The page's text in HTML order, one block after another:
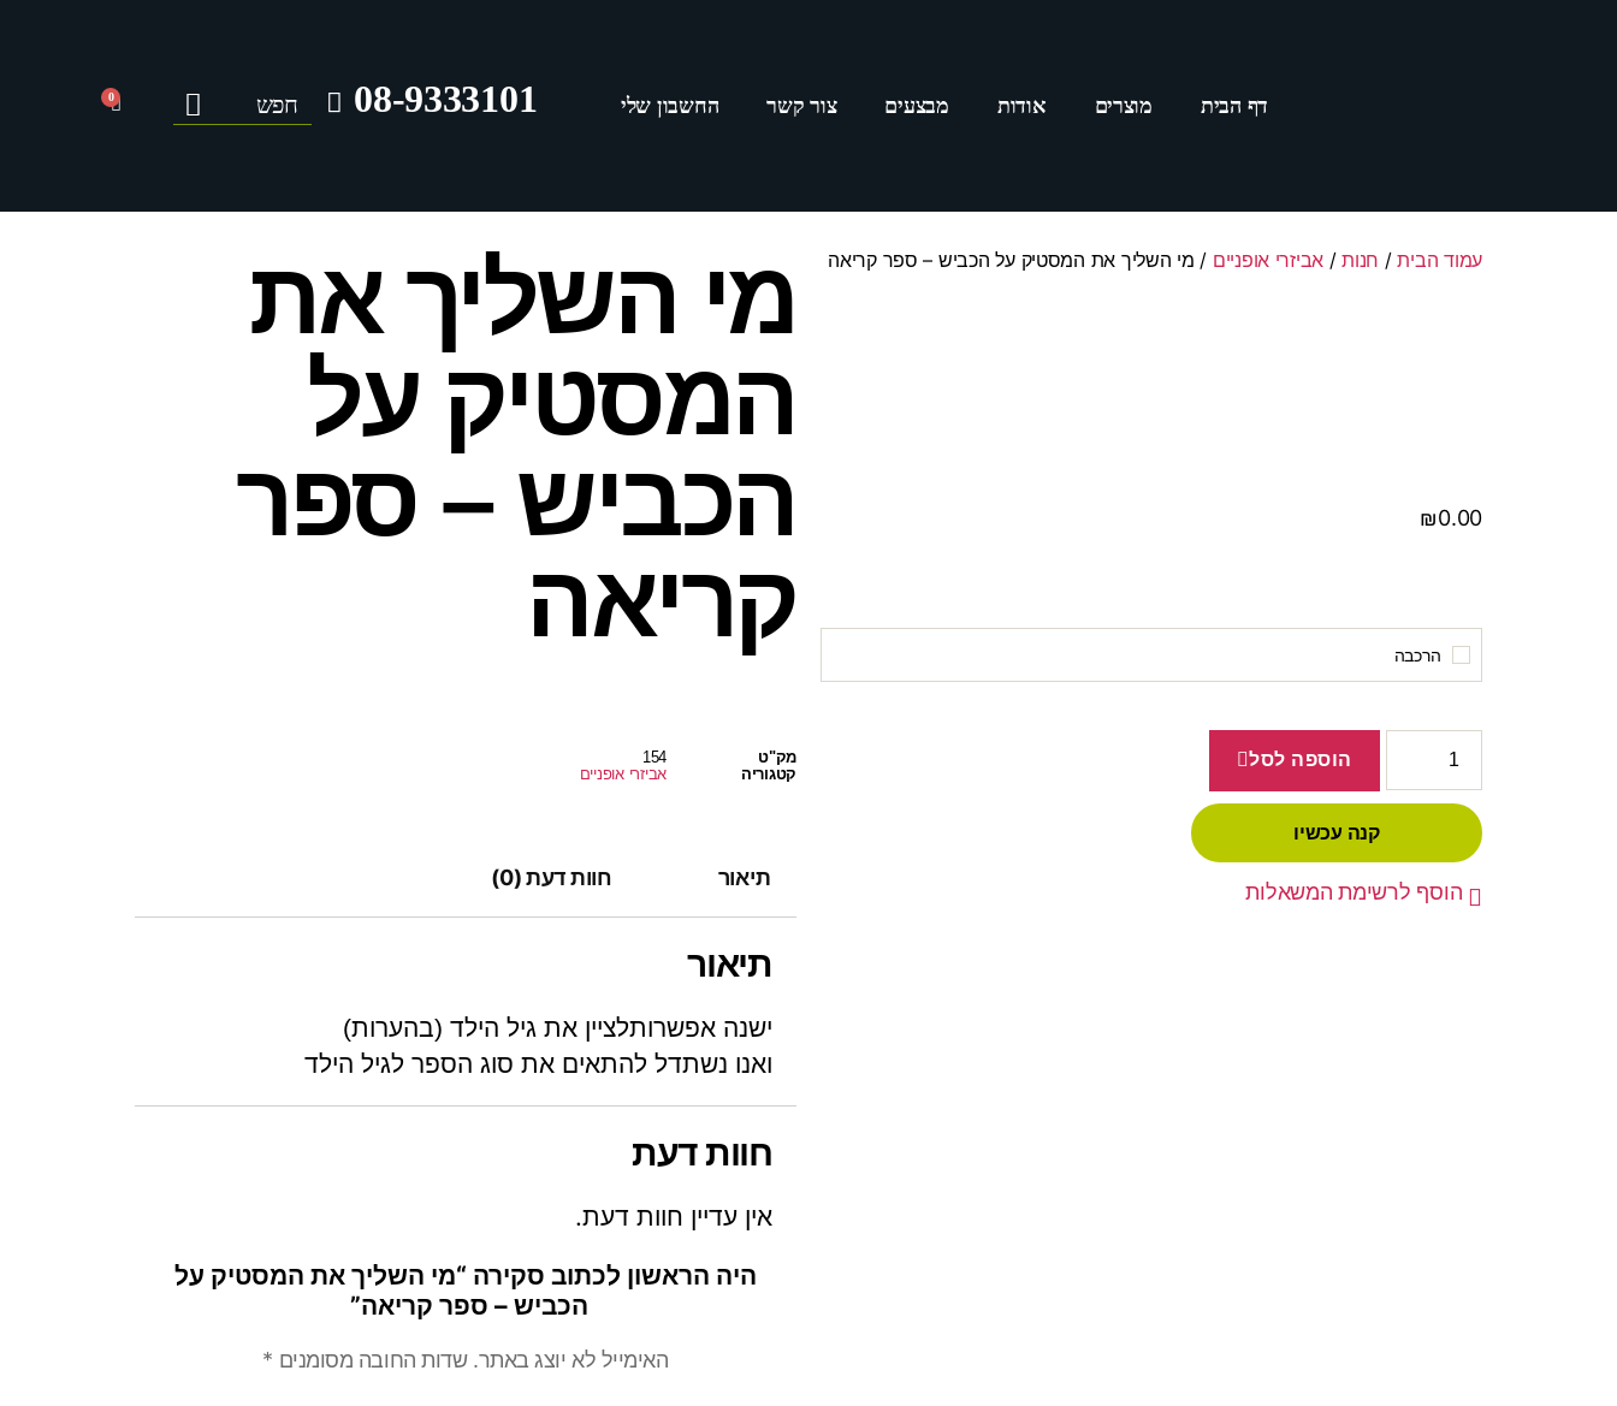
דף הבית מוצרים אודות מבצעים צור קשר החשבון שלי 08-9333101
0
עמוד הבית/ חנות/ אביזרי אופניים / מי השליך את המסטיק על הכביש – ספר קריאה
₪0.00
הרכבה
הוספה לסל
קנה עכשיו
הוסף לרשימת המשאלות
מי השליך את
המסטיק על
הכביש – ספר
קריאה
מק"ט
154
קטגוריה
אביזרי אופניים
תיאור חוות דעת (0)
תיאור
ישנה אפשרותלציין את גיל הילד (בהערות)
ואנו נשתדל להתאים את סוג הספר לגיל הילד
חוות דעת
אין עדיין חוות דעת.
היה הראשון לכתוב סקירה “מי השליך את המסטיק על
הכביש – ספר קריאה”
האימייל לא יוצג באתר. שדות החובה מסומנים *